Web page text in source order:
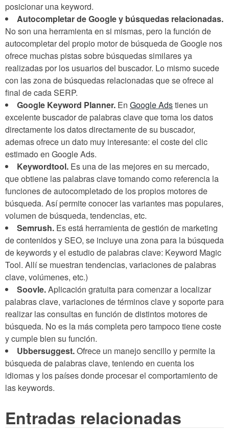
posicionar una keyword.
Autocompletar de Google y búsquedas relacionadas.
No son una herramienta en si mismas, pero la función de
autocompletar del propio motor de búsqueda de Google nos
ofrece muchas pistas sobre búsquedas similares ya
realizadas por los usuarios del buscador. Lo mismo sucede
con las zona de búsquedas relacionadas que se ofrece al
final de cada SERP.
Google Keyword Planner. En Google Adstienes un
excelente buscador de palabras clave que toma los datos
directamente los datos directamente de su buscador,
ademas ofrece un dato muy interesante: el coste del clic
estimado en Google Ads.
Keywordtool. Es una de las mejores en su mercado,
que obtiene las palabras clave tomando como referencia la
funciones de autocompletado de los propios motores de
búsqueda. Así permite conocer las variantes mas populares,
volumen de búsqueda, tendencias, etc.
Semrush. Es está herramienta de gestión de marketing
de contenidos y SEO, se incluye una zona para la búsqueda
de keywords y el estudio de palabras clave: Keyword Magic
Tool. Allí se muestran tendencias, variaciones de palabras
clave, volúmenes, etc.)
Soovle.Aplicación gratuita para comenzar a localizar
palabras clave, variaciones de términos clave y soporte para
realizar las consultas en función de distintos motores de
búsqueda. No es la más completa pero tampoco tiene coste
y cumple bien su función.
Ubbersuggest.Ofrece un manejo sencillo y permite la
búsqueda de palabras clave, teniendo en cuenta los
idiomas y los países donde procesar el comportamiento de
las keywords.
Entradas relacionadas